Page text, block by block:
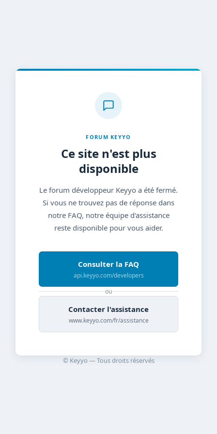
FORUM KEYYO
Ce site n'est plus
disponible
Le forum développeur Keyyo a été fermé.
Si vous ne trouvez pas de réponse dans
notre FAQ, notre équipe d'assistance
reste disponible pour vous aider.
Consulter la FAQ
api.keyyo.com/developers
ou
Contacter l'assistance
www.keyyo.com/fr/assistance
© Keyyo — Tous droits réservés